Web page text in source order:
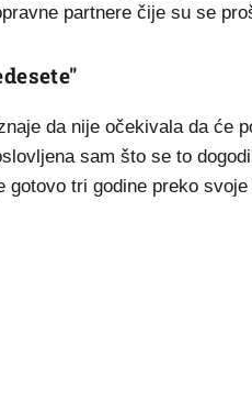
partnere čije su se
da nije očekivala da će
sam što se to
gotovo tri godine preko